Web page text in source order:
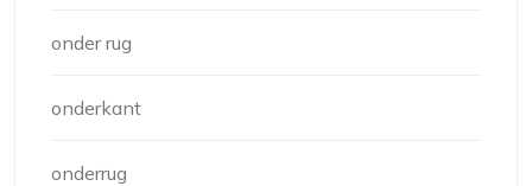
onder rug
onderkant
onderrug